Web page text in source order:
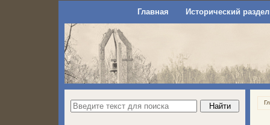
Главная Исторический раздел